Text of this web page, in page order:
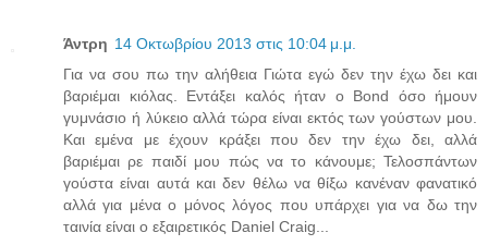
Άντρη 14 Οκτωβρίου 2013 στις 10:04 μ.μ.
Για να σου πω την αλήθεια Γιώτα εγώ δεν την έχω δει και
βαριέμαι κιόλας. Εντάξει καλός ήταν ο Bond όσο ήμουν
γυμνάσιο ή λύκειο αλλά τώρα είναι εκτός των γούστων μου.
Και εμένα με έχουν κράξει που δεν την έχω δει, αλλά
βαριέμαι ρε παιδί μου πώς να το κάνουμε; Τελοσπάντων
γούστα είναι αυτά και δεν θέλω να θίξω κανέναν φανατικό
αλλά για μένα ο μόνος λόγος που υπάρχει για να δω την
ταινία είναι ο εξαιρετικός Daniel Craig...